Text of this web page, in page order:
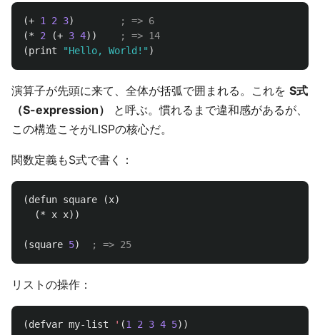
(+ 1 2 3)
; => 6
(* 2 (+ 3 4))
; => 14
(print "Hello, World!" )
演算子が先頭に来て、全体が括弧で囲まれる。これを S式
（S-expression）
と呼ぶ。慣れるまで違和感があるが、
この構造こそがLISPの核心だ。
関数定義もS式で書く：
(defun square (x)
(* x x))
(square 5) ; => 25
リストの操作：
(defvar my-list ' (1 2 3 4 5))